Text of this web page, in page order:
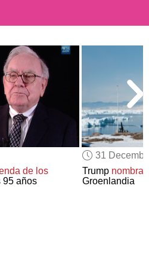
Spanish (Spain)
Spanish (Latino)
LICENSES
CARDS
LANGUAGES
US
de los
95 años
31
Trump nombra
Groenlandia